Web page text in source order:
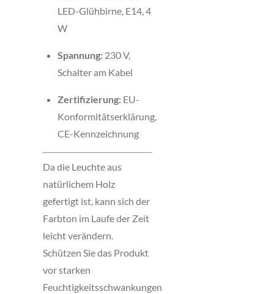
LED-Glühbirne, E14, 4
W
Spannung: 230 V,
Schalter am Kabel
Zertifizierung: EU-
Konformitätserklärung,
CE-Kennzeichnung
Da die Leuchte aus
natürlichem Holz
gefertigt ist, kann sich der
Farbton im Laufe der Zeit
leicht verändern.
Schützen Sie das Produkt
vor starken
Feuchtigkeitsschwankungen